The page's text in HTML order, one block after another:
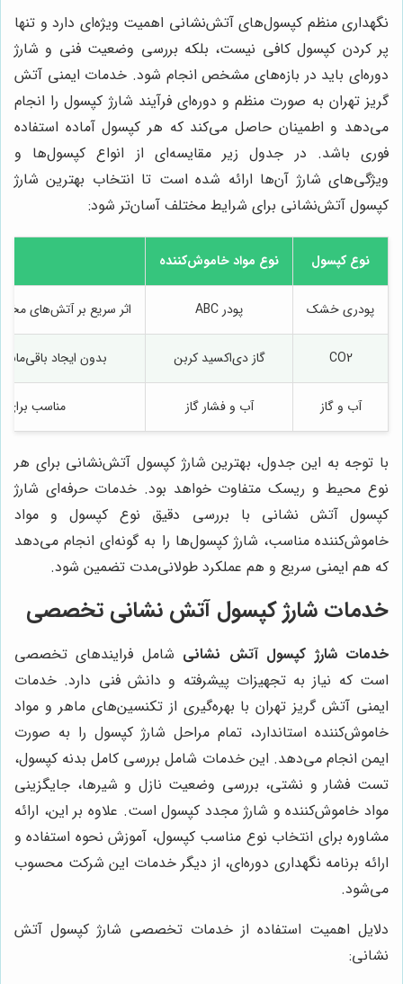
نگهداری منظم کپسول‌های آتش‌نشانی اهمیت ویژه‌ای دارد و تنها
پر کردن کپسول کافی نیست، بلکه بررسی وضعیت فنی و شارژ
دوره‌ای باید در بازه‌های مشخص انجام شود. خدمات ایمنی آتش
گریز تهران به صورت منظم و دوره‌ای فرآیند شارژ کپسول را انجام
می‌دهد و اطمینان حاصل می‌کند که هر کپسول آماده استفاده
فوری باشد. در جدول زیر مقایسه‌ای از انواع کپسول‌ها و
ویژگی‌های شارژ آن‌ها ارائه شده است تا انتخاب بهترین شارژ
کپسول آتش‌نشانی برای شرایط مختلف آسان‌تر شود:
نوع کپسول نوع مواد خاموش‌کننده
پودری خشک پودر ABC اثر سریع بر آتش‌های
CO2 گاز دی‌اکسید کربن بدون ایجاد
آب و گاز آب و فشار گاز مناسب برای
با توجه به این جدول، بهترین شارژ کپسول آتش‌نشانی برای هر
نوع محیط و ریسک متفاوت خواهد بود. خدمات حرفه‌ای شارژ
کپسول آتش نشانی با بررسی دقیق نوع کپسول و مواد
خاموش‌کننده مناسب، شارژ کپسول‌ها را به گونه‌ای انجام می‌دهد
که هم ایمنی سریع و هم عملکرد طولانی‌مدت تضمین شود.
خدمات شارژ کپسول آتش نشانی تخصصی
خدمات شارژ کپسول آتش نشانی شامل فرایندهای تخصصی
است که نیاز به تجهیزات پیشرفته و دانش فنی دارد. خدمات
ایمنی آتش گریز تهران با بهره‌گیری از تکنسین‌های ماهر و مواد
خاموش‌کننده استاندارد، تمام مراحل شارژ کپسول را به صورت
ایمن انجام می‌دهد. این خدمات شامل بررسی کامل بدنه کپسول،
تست فشار و نشتی، بررسی وضعیت نازل و شیرها، جایگزینی
مواد خاموش‌کننده و شارژ مجدد کپسول است. علاوه بر این، ارائه
مشاوره برای انتخاب نوع مناسب کپسول، آموزش نحوه استفاده و
ارائه برنامه نگهداری دوره‌ای، از دیگر خدمات این شرکت محسوب
می‌شود.
دلایل اهمیت استفاده از خدمات تخصصی شارژ کپسول آتش
نشانی: